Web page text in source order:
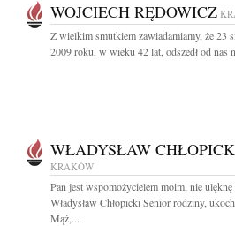
WOJCIECH RĘDOWICZ
Z wielkim smutkiem zawiadamiamy, że 23
2009 roku, w wieku 42 lat, odszedł od nas
WŁADYSŁAW
KRAKÓW
Pan jest wspomożycielem moim, nie ulęknę
Władysław Chłopicki Senior rodziny,
Mąż,...